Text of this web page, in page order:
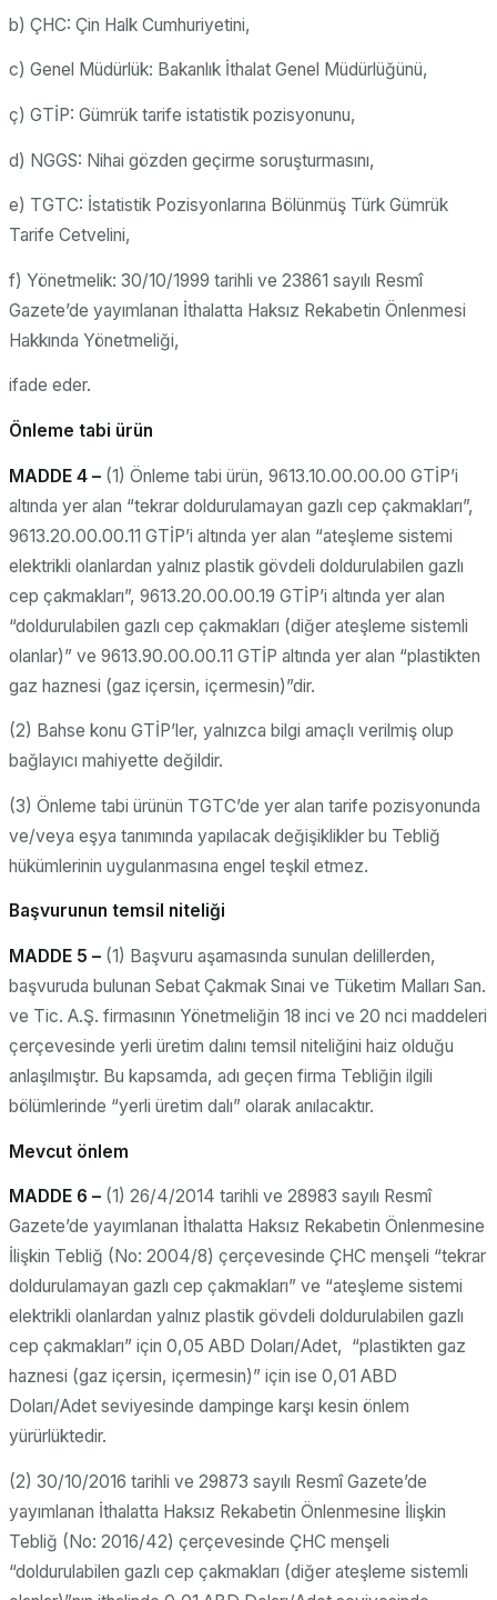
b) ÇHC: Çin Halk Cumhuriyetini,
c) Genel Müdürlük: Bakanlık İthalat Genel Müdürlüğünü,
ç) GTİP: Gümrük tarife istatistik pozisyonunu,
d) NGGS: Nihai gözden geçirme soruşturmasını,
e) TGTC: İstatistik Pozisyonlarına Bölünmüş Türk Gümrük
Tarife Cetvelini,
f) Yönetmelik: 30/10/1999 tarihli ve 23861 sayılı Resmî
Gazete’de yayımlanan İthalatta Haksız Rekabetin Önlenmesi
Hakkında Yönetmeliği,
ifade eder.
Önleme tabi ürün
MADDE 4 – (1) Önleme tabi ürün, 9613.10.00.00.00 GTİP’i
altında yer alan “tekrar doldurulamayan gazlı cep çakmakları”,
9613.20.00.00.11 GTİP’i altında yer alan “ateşleme sistemi
elektrikli olanlardan yalnız plastik gövdeli doldurulabilen gazlı
cep çakmakları”, 9613.20.00.00.19 GTİP’i altında yer alan
“doldurulabilen gazlı cep çakmakları (diğer ateşleme sistemli
olanlar)” ve 9613.90.00.00.11 GTİP altında yer alan “plastikten
gaz haznesi (gaz içersin, içermesin)”dir.
(2) Bahse konu GTİP’ler, yalnızca bilgi amaçlı verilmiş olup
bağlayıcı mahiyette değildir.
(3) Önleme tabi ürünün TGTC’de yer alan tarife pozisyonunda
ve/veya eşya tanımında yapılacak değişiklikler bu Tebliğ
hükümlerinin uygulanmasına engel teşkil etmez.
Başvurunun temsil niteliği
MADDE 5 – (1) Başvuru aşamasında sunulan delillerden,
başvuruda bulunan Sebat Çakmak Sınai ve Tüketim Malları San.
ve Tic. A.Ş. firmasının Yönetmeliğin 18 inci ve 20 nci maddeleri
çerçevesinde yerli üretim dalını temsil niteliğini haiz olduğu
anlaşılmıştır. Bu kapsamda, adı geçen firma Tebliğin ilgili
bölümlerinde “yerli üretim dalı” olarak anılacaktır.
Mevcut önlem
MADDE 6 – (1) 26/4/2014 tarihli ve 28983 sayılı Resmî
Gazete’de yayımlanan İthalatta Haksız Rekabetin Önlenmesine
İlişkin Tebliğ (No: 2004/8) çerçevesinde ÇHC menşeli “tekrar
doldurulamayan gazlı cep çakmakları” ve “ateşleme sistemi
elektrikli olanlardan yalnız plastik gövdeli doldurulabilen gazlı
cep çakmakları” için 0,05 ABD Doları/Adet, “plastikten gaz
haznesi (gaz içersin, içermesin)” için ise 0,01 ABD
Doları/Adet seviyesinde dampinge karşı kesin önlem
yürürlüktedir.
(2) 30/10/2016 tarihli ve 29873 sayılı Resmî Gazete’de
yayımlanan İthalatta Haksız Rekabetin Önlenmesine İlişkin
Tebliğ (No: 2016/42) çerçevesinde ÇHC menşeli
“doldurulabilen gazlı cep çakmakları (diğer ateşleme sistemli